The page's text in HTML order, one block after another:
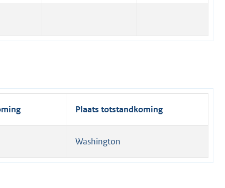
Plaats totstandkoming
Washington